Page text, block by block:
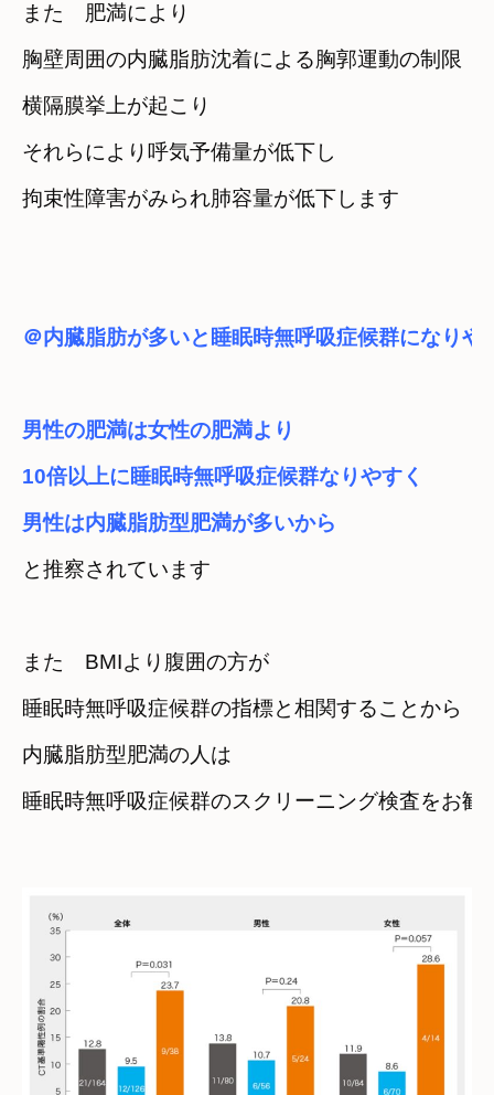
また　肥満により
胸壁周囲の内臓脂肪沈着による胸郭運動の制限
横隔膜挙上が起こり
それらにより呼気予備量が低下し
＠内臓脂肪が多いと睡眠時無呼吸症候群になりや
男性の肥満は女性の肥満より
10倍以上に睡眠時無呼吸症候群なりやすく
と推察されています
また　BMIより腹囲の方が
睡眠時無呼吸症候群の指標と相関することから
内臓脂肪型肥満の人は
睡眠時無呼吸症候群のスクリーニング検査をお勧